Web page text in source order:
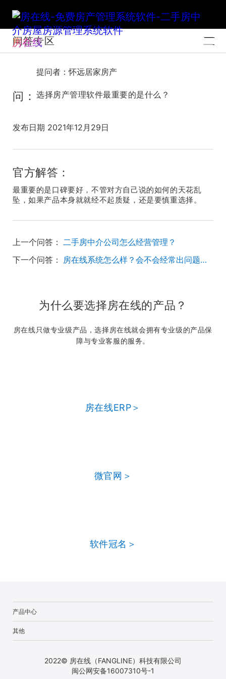
房在线
问答专区
提问者：怀远居家房产
问： 选择房产管理软件最重要的是什么？
发布日期 2021年12月29日
官方解答：
最重要的是口碑要好，不管对方自己说的如何的天花乱
坠，如果产品本身就就经不起质疑，还是要慎重选择。
上一个问答： 二手房中介公司怎么经营管理？
下一个问答：
房在线系统怎么样？会不会经常出问题稳不稳定？
为什么要选择房在线的产品？
房在线只做专业级产品，选择房在线就会拥有专业级的产品保
障与专业客服的服务。
房在线ERP＞
微官网＞
软件冠名＞
产品中心
其他
2022© 房在线（FANGLINE）科技有限公司
闽公网安备16007310号-1